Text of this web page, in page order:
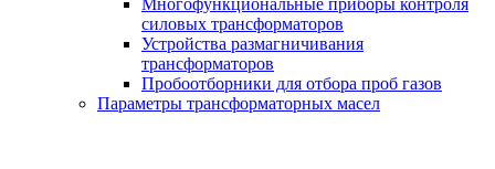
Многофункциональные приборы контроля
силовых трансформаторов
Устройства размагничивания
трансформаторов
Пробоотборники для отбора проб газов
Параметры трансформаторных масел